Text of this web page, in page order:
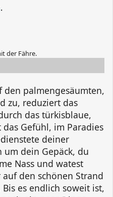
.
palmengesäumten,
zu, reduziert das
das türkisblaue,
das Gefühl, im Paradies
deiner
dein Gepäck, du
Nass und watest
auf den schönen Strand
es endlich soweit ist,